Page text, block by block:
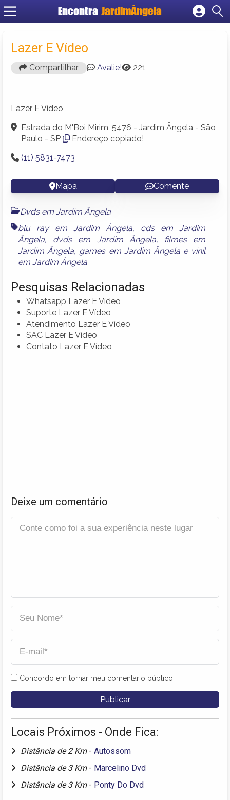
EncontraJardimÂngela
Cadastrar empresa
Lazer E Vídeo
Compartilhar Avalie! 221
Lazer E Vídeo
Estrada do M'Boi Mirim, 5476 - Jardim Ângela - São
Paulo - SP
Endereço copiado!
(11) 5831-7473
Mapa Comente
Dvds em Jardim Ângela
blu ray em Jardim Ângela, cds em Jardim
Ângela, dvds em Jardim Ângela, filmes em
Jardim Ângela, games em Jardim Ângela e vinil
em Jardim Ângela
Pesquisas Relacionadas
Whatsapp Lazer E Vídeo
Suporte Lazer E Vídeo
Atendimento Lazer E Vídeo
SAC Lazer E Vídeo
Contato Lazer E Vídeo
Deixe um comentário
Concordo em tornar meu comentário público
Locais Próximos - Onde Fica:
Distância de 2 Km - Autossom
Distância de 3 Km - Marcelino Dvd
Distância de 3 Km - Ponty Do Dvd